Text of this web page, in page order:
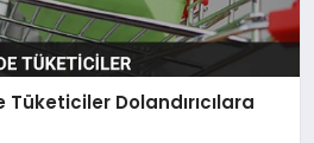
Tüketiciler Dolandırıcılara